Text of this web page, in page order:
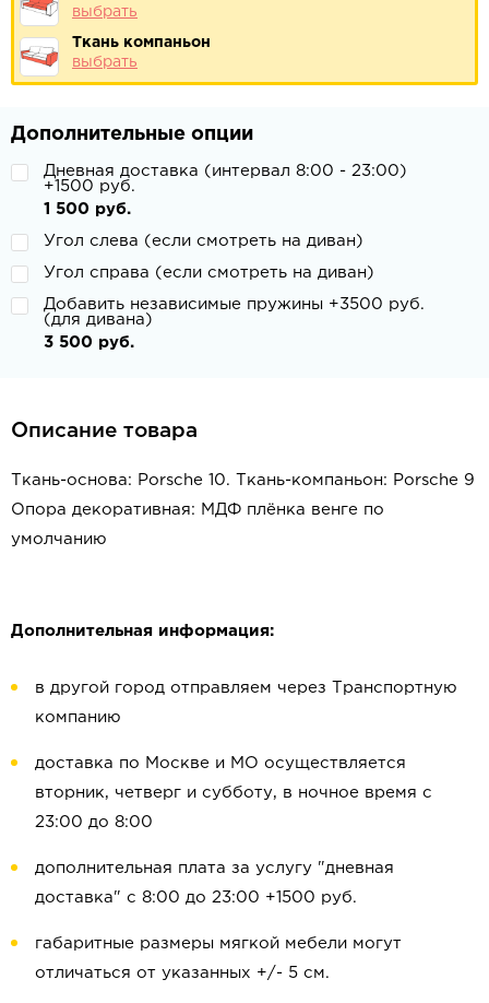
выбрать
Ткань компаньон
выбрать
Дополнительные опции
Дневная доставка (интервал 8:00 - 23:00)
+1500 руб.
1 500 руб.
Угол слева (если смотреть на диван)
Угол справа (если смотреть на диван)
Добавить независимые пружины +3500 руб.
(для дивана)
3 500 руб.
Описание товара
Ткань-основа: Porsche 10. Ткань-компаньон: Porsche 9
Опора декоративная: МДФ плёнка венге по
умолчанию
Дополнительная информация:
в другой город отправляем через Транспортную
компанию
доставка по Москве и МО осуществляется
вторник, четверг и субботу, в ночное время с
23:00 до 8:00
дополнительная плата за услугу "дневная
доставка" с 8:00 до 23:00 +1500 руб.
габаритные размеры мягкой мебели могут
отличаться от указанных +/- 5 см.